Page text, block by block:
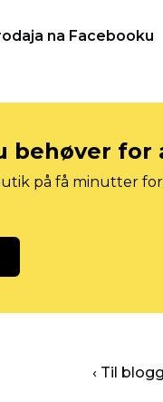
na Facebooku
behøver
på få minutter
‹ Til